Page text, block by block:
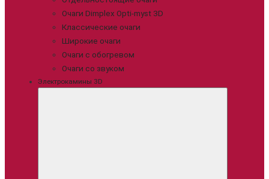
Очаги Dimplex Opti-myst 3D
Классические очаги
Широкие очаги
Очаги с обогревом
Очаги со звуком
Электрокамины 3D